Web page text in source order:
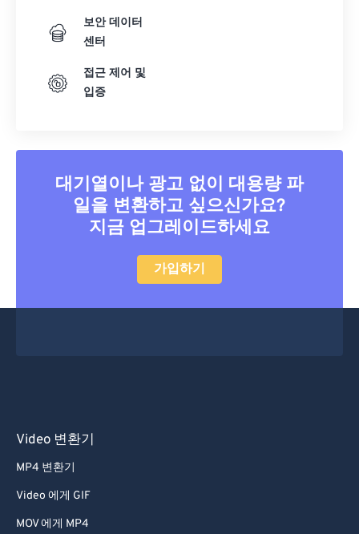
보안 데이터
센터
접근 제어 및
입증
대기열이나 광고 없이 대용량 파
일을 변환하고 싶으신가요?
지금 업그레이드하세요
가입하기
Video 변환기
MP4 변환기
Video 에게 GIF
MOV 에게 MP4